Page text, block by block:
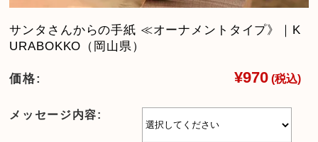
サンタさんからの手紙 ≪オーナメントタイプ》｜K
URABOKKO（岡山県）
価格: ¥970 (税込)
メッセージ内容: